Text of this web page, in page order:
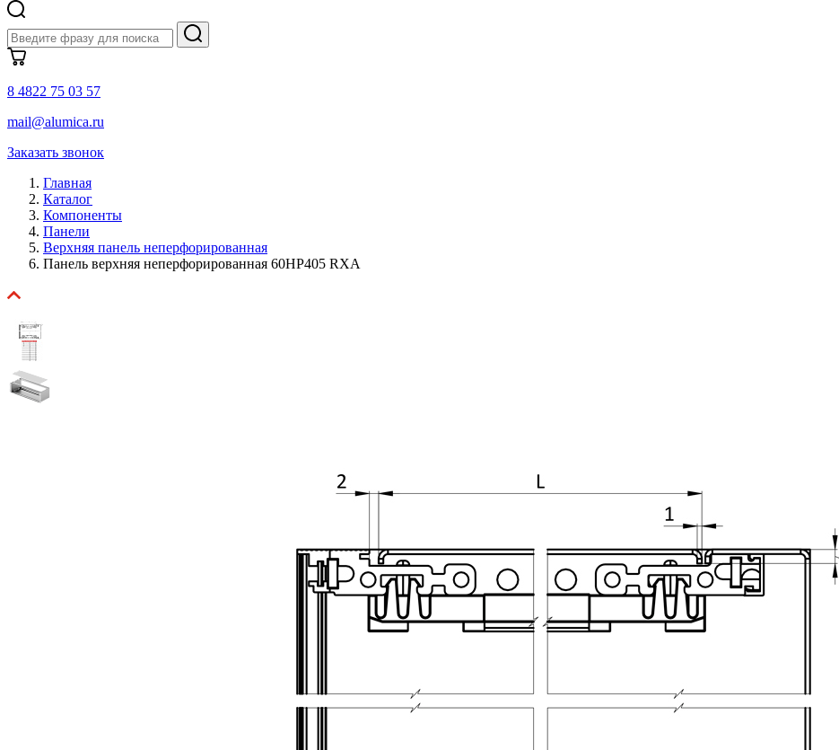
8 4822 75 03 57
mail@alumica.ru
Заказать звонок
Главная
Каталог
Компоненты
Панели
Верхняя панель неперфорированная
Панель верхняя неперфорированная 60HP405 RXA